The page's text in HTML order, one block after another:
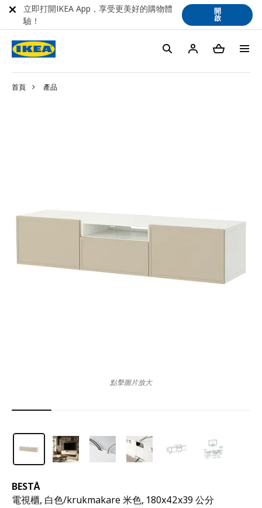
首頁 產品
BESTÅ
電視櫃, 白色/krukmakare 米色, 180x42x39 公分
點擊圖片放大
立即打開IKEA App，享受更美好的購物體
驗！
開
啟